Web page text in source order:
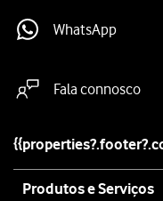
WhatsApp
Fala connosco
Produtos e Serviços